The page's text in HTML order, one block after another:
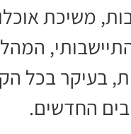
משיכת
בעיקר בכל
החדשים.